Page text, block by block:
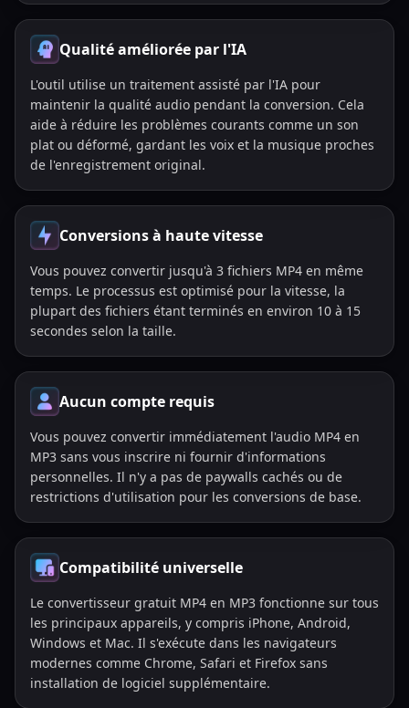
Qualité améliorée par l'IA
L'outil utilise un traitement assisté par l'IA pour
maintenir la qualité audio pendant la conversion. Cela
aide à réduire les problèmes courants comme un son
plat ou déformé, gardant les voix et la musique proches
de l'enregistrement original.
Conversions à haute vitesse
Vous pouvez convertir jusqu'à 3 fichiers MP4 en même
temps. Le processus est optimisé pour la vitesse, la
plupart des fichiers étant terminés en environ 10 à 15
secondes selon la taille.
Aucun compte requis
Vous pouvez convertir immédiatement l'audio MP4 en
MP3 sans vous inscrire ni fournir d'informations
personnelles. Il n'y a pas de paywalls cachés ou de
restrictions d'utilisation pour les conversions de base.
Compatibilité universelle
Le convertisseur gratuit MP4 en MP3 fonctionne sur tous
les principaux appareils, y compris iPhone, Android,
Windows et Mac. Il s'exécute dans les navigateurs
modernes comme Chrome, Safari et Firefox sans
installation de logiciel supplémentaire.